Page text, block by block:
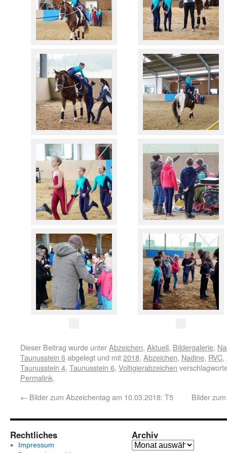
Dieser Beitrag wurde unterAbzeichen, Aktuell, Bildergalerie,
Taunusstein 6abgelegt und mit2018, Abzeichen, Nadine, RVC,
Taunusstein 4, Taunusstein 6, Voltigierabzeichen
Permalink.
← Bilder zum Abzeichentag am 10.03.2018: T5 Bilder
Rechtliches
Impressum
Archiv